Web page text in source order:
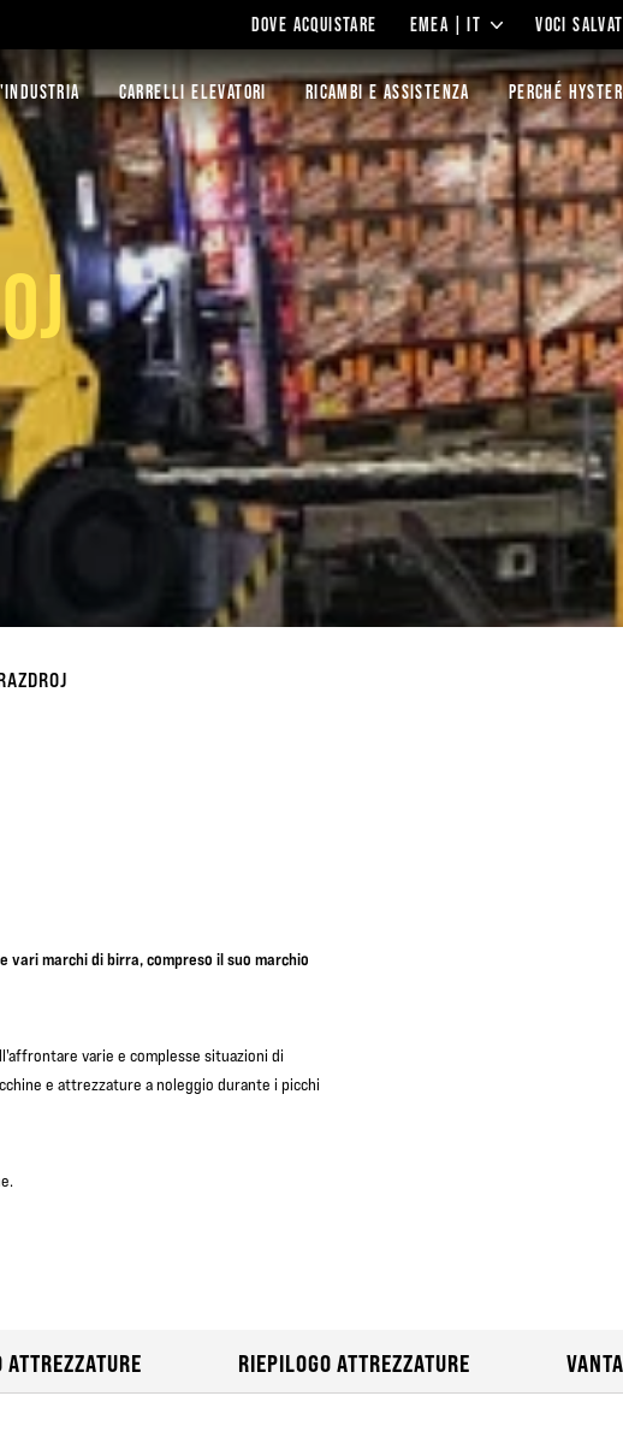
DOVE ACQUISTARE EMEA | IT VOCI
CARRELLI ELEVATORI RICAMBI E ASSISTENZA PERCHÉ HYSTER
vari marchi di birra, compreso il suo marchio
varie e complesse situazioni di
e attrezzature a noleggio durante i picchi
ATTREZZATURE RIEPILOGO ATTREZZATURE